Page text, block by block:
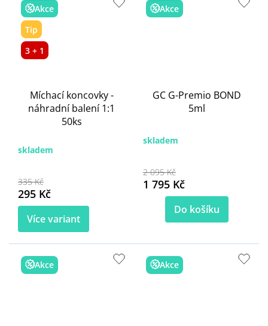
Akce
Tip
3 + 1
Míchací koncovky -
náhradní balení 1:1
50ks
skladem
335 Kč
295 Kč
Více variant
Akce
GC G-Premio BOND
5ml
skladem
2 095 Kč
1 795 Kč
Do košíku
Akce Akce